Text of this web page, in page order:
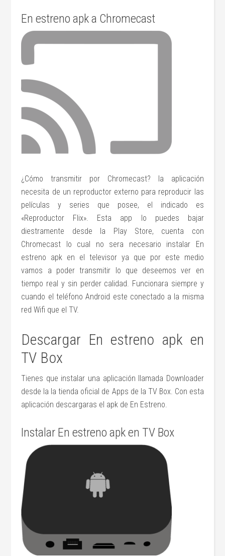
En estreno apk a Chromecast
¿Cómo transmitir por Chromecast? la aplicación
necesita de un reproductor externo para reproducir las
películas y series que posee, el indicado es
«Reproductor Flix». Esta app lo puedes bajar
diestramente desde la Play Store, cuenta con
Chromecast lo cual no sera necesario instalar En
estreno apk en el televisor ya que por este medio
vamos a poder transmitir lo que deseemos ver en
tiempo real y sin perder calidad. Funcionara siempre y
cuando el teléfono Android este conectado a la misma
red Wifi que el TV.
Descargar En estreno apk en
TV Box
Tienes que instalar una aplicación llamada Downloader
desde la la tienda oficial de Apps de la TV Box. Con esta
aplicación descargaras el apk de En Estreno.
Instalar En estreno apk en TV Box